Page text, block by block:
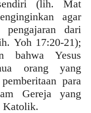
(lih. Mat
agar
pengajaran dari
Yoh 17:20-21);
bahwa Yesus
orang yang
para
Gereja yang
Katolik.